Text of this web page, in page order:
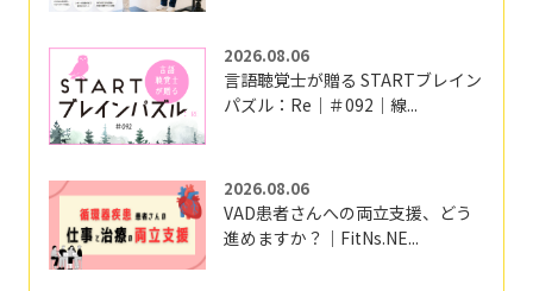
2026.08.06
言語聴覚士が贈る STARTブレイン
パズル：Re｜＃092｜線...
2026.08.06
VAD患者さんへの両立支援、どう
進めますか？｜FitNs.NE...